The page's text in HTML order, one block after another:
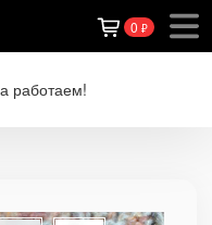
0 ₽
работаем!